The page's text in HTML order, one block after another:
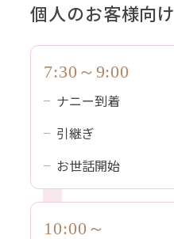
個人のお客様向け
7:30～9:00
ナニー到着
引継ぎ
お世話開始
10:00～